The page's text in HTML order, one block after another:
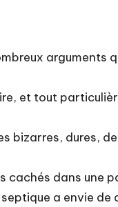
arguments
et tout
bizarres, dures,
cachés dans une
a envie